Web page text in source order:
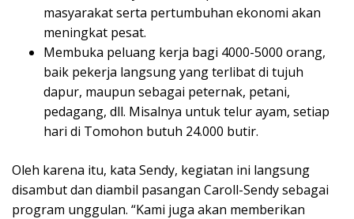
masyarakat serta pertumbuhan ekonomi akan
meningkat pesat.
Membuka peluang kerja bagi 4000-5000 orang,
baik pekerja langsung yang terlibat di tujuh
dapur, maupun sebagai peternak, petani,
pedagang, dll. Misalnya untuk telur ayam, setiap
hari di Tomohon butuh 24.000 butir.
Oleh karena itu, kata Sendy, kegiatan ini langsung
disambut dan diambil pasangan Caroll-Sendy sebagai
program unggulan. “Kami juga akan memberikan